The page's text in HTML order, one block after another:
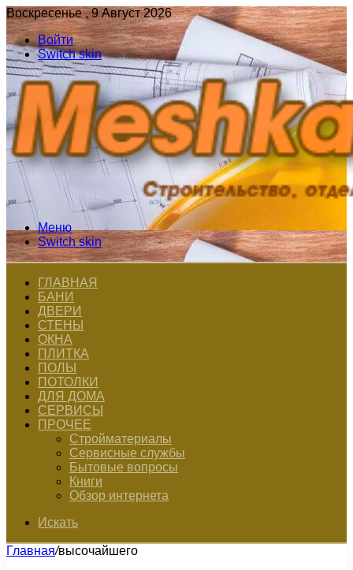
Воскресенье , 9 Август 2026
Войти
Switch skin
Меню
Switch skin
ГЛАВНАЯ
БАНИ
ДВЕРИ
СТЕНЫ
ОКНА
ПЛИТКА
ПОЛЫ
ПОТОЛКИ
ДЛЯ ДОМА
СЕРВИСЫ
ПРОЧЕЕ
Стройматериалы
Сервисные службы
Бытовые вопросы
Книги
Обзор интернета
Искать
Главная/высочайшего